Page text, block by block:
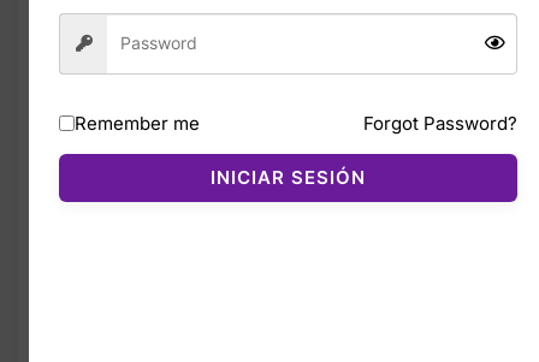
brillantes denaranja y bergamota,
acompañadas por el toque herbal del
romero. En el corazón, aparecen acordes
creando un perfil fresco, limpio y
ligeramente amaderado. La base combina
Remember me Forgot Password?
INICIAR SESIÓN